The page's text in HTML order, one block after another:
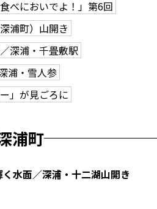
べにおいでよ！」第6回
浦町）山開き
深浦・千畳敷駅
浦・雪人参
」が見ごろに
浦町
水面／深浦・十二湖山開き